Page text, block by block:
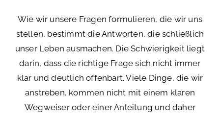
Wie wir unsere Fragen formulieren, die wir uns
stellen, bestimmt die Antworten, die schließlich
unser Leben ausmachen. Die Schwierigkeit liegt
darin, dass die richtige Frage sich nicht immer
klar und deutlich offenbart. Viele Dinge, die wir
anstreben, kommen nicht mit einem klaren
Wegweiser oder einer Anleitung und daher